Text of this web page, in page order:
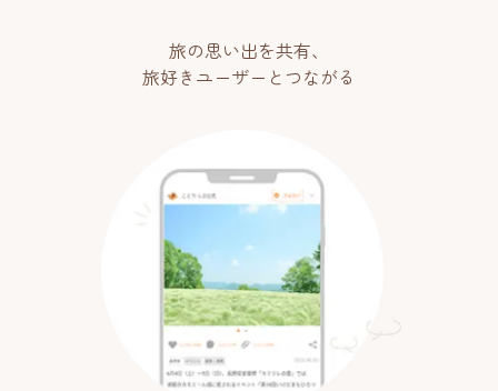
旅の思い出を共有、
旅好きユーザーとつながる